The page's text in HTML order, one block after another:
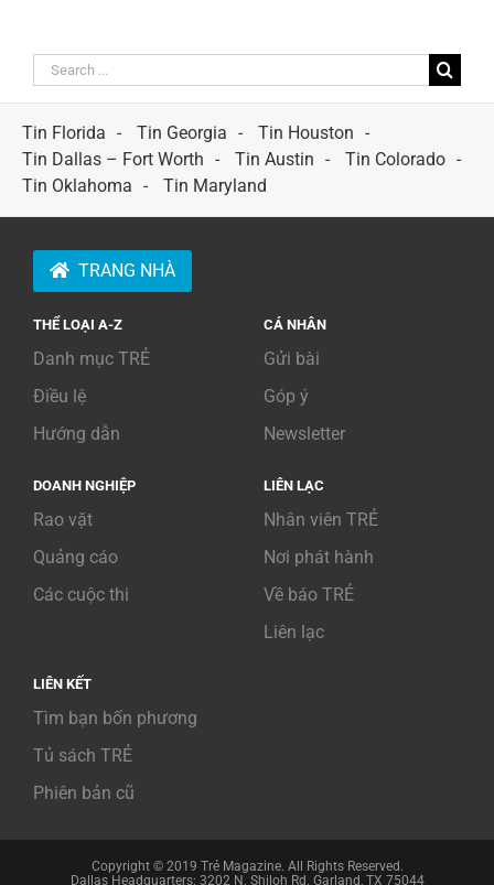
Search
for:
Tin Florida
Tin Georgia
Tin Houston
Tin Dallas – Fort Worth
Tin Austin
Tin Colorado
Tin Oklahoma
Tin Maryland
TRANG NHÀ
THỂ LOẠI A-Z
Danh mục TRẺ
Điều lệ
Hướng dẫn
CÁ NHÂN
Gửi bài
Góp ý
Newsletter
DOANH NGHIỆP
Rao vặt
Quảng cáo
Các cuộc thi
LIÊN LẠC
Nhân viên TRẺ
Nơi phát hành
Về báo TRẺ
Liên lạc
LIÊN KẾT
Tìm bạn bốn phương
Tủ sách TRẺ
Phiên bản cũ
Copyright © 2019 Trẻ Magazine. All Rights Reserved.
Dallas Headquarters: 3202 N. Shiloh Rd. Garland, TX 75044